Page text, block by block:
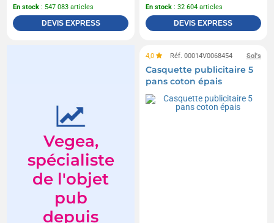
En stock : 547 083 articles
DEVIS EXPRESS
En stock : 32 604 articles
DEVIS EXPRESS
Vegea,
spécialiste
de l'objet
pub
depuis
Sol's
4,0 Réf. 00014V0068454
Casquette publicitaire 5
pans coton épais